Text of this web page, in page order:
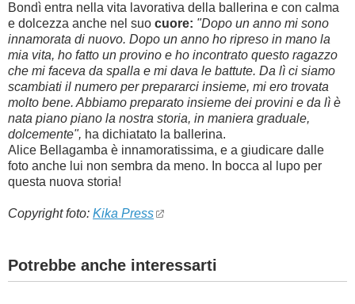
Bondì entra nella vita lavorativa della ballerina e con calma
e dolcezza anche nel suo cuore: "Dopo un anno mi sono
innamorata di nuovo. Dopo un anno ho ripreso in mano la
mia vita, ho fatto un provino e ho incontrato questo ragazzo
che mi faceva da spalla e mi dava le battute. Da lì ci siamo
scambiati il numero per prepararci insieme, mi ero trovata
molto bene. Abbiamo preparato insieme dei provini e da lì è
nata piano piano la nostra storia, in maniera graduale,
dolcemente", ha dichiatato la ballerina.
Alice Bellagamba è innamoratissima, e a giudicare dalle
foto anche lui non sembra da meno. In bocca al lupo per
questa nuova storia!
Copyright foto: Kika Press
Potrebbe anche interessarti